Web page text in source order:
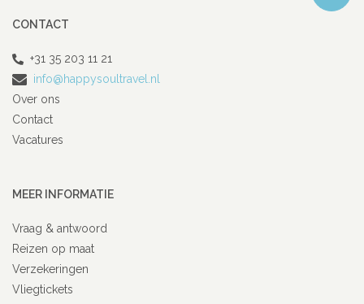
CONTACT
+31 35 203 11 21
info@happysoultravel.nl
Over ons
Contact
Vacatures
MEER INFORMATIE
Vraag & antwoord
Reizen op maat
Verzekeringen
Vliegtickets